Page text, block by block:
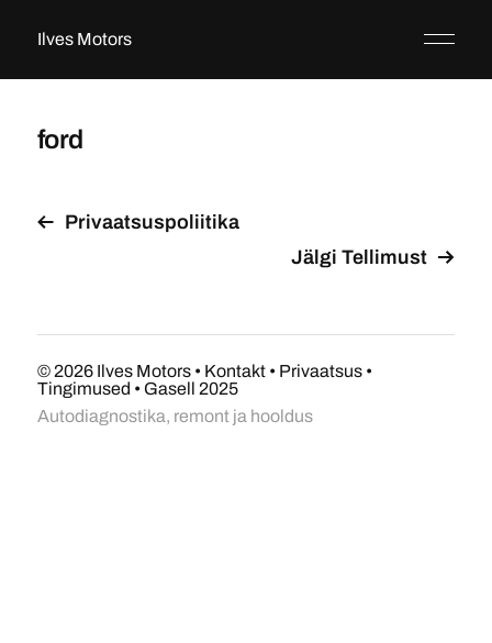
Ilves Motors
ford
Privaatsuspoliitika
Jälgi Tellimust
© 2026 Ilves Motors• Kontakt• Privaatsus•
Tingimused • Gasell 2025
Autodiagnostika, remont ja hooldus